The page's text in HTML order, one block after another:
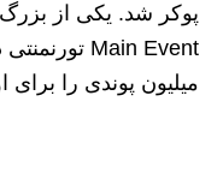
پوکر شد. یکی از بزرگ‌
میلیون پوندی را برای